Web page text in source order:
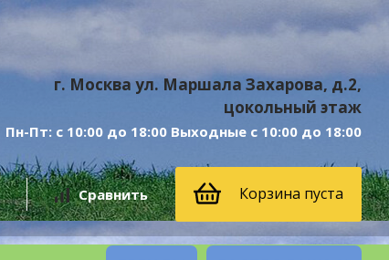
г. Москва ул. Маршала Захарова, д.2,
цокольный этаж
Пн-Пт: с 10:00 до 18:00 Выходные с 10:00 до 18:00
Сравнить Корзина пуста